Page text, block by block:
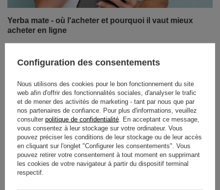
Yerba mate - où l'acheter et pourquoi il vaut mieux
acheter en ligne
dans le monde entier, grâce à ses propriétés
énergisantes, ses bienfaits pour la santé et son goût
probablement où acheter de la yerba mate et quel est le
meilleur endroit pour votre premier (ou prochain !) achat.
Bien que la yerba mate apparaisse de plus en plus dans
les magasins, ce sont les boutiques en ligne qui offrent
la gamme la plus large, des prix attractifs et une
commodité à laquelle il est difficile de résister.
Découvrez pourquoi l'achat de yerba mate en ligne est la
meilleure décision si vous recherchez des produits de
haute qualité, des accessoires pour en profiter et des
Configuration des consentements
Nous utilisons des cookies pour le bon fonctionnement du site
web afin d'offrir des fonctionnalités sociales, d'analyser le trafic
et de mener des activités de marketing - tant par nous que par
nos partenaires de confiance. Pour plus d'informations, veuillez
consulter politique de confidentialité . En acceptant ce message,
vous consentez à leur stockage sur votre ordinateur. Vous
pouvez préciser les conditions de leur stockage ou de leur accès
en cliquant sur l'onglet "Configurer les consentements". Vous
pouvez retirer votre consentement à tout moment en supprimant
les cookies de votre navigateur à partir du dispositif terminal
respectif.